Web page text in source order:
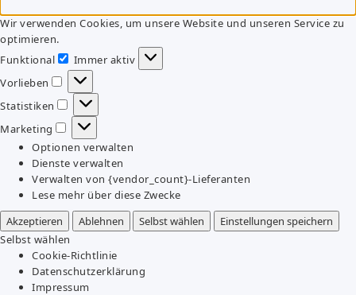
Wir verwenden Cookies, um unsere Website und unseren Service zu
optimieren.
Funktional
Funktional
Immer aktiv
Vorlieben
Vorlieben
Statistiken
Statistiken
Marketing
Marketing
Optionen verwalten
Dienste verwalten
Verwalten von {vendor_count}-Lieferanten
Lese mehr über diese Zwecke
Akzeptieren
Ablehnen Selbst wählen
Einstellungen speichern
Selbst wählen
Cookie-Richtlinie
Datenschutzerklärung
Impressum